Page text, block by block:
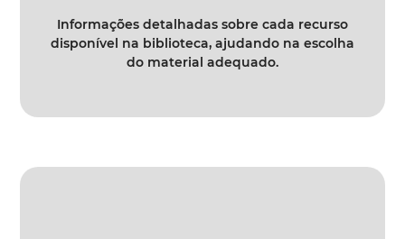
Informações detalhadas sobre cada recurso
disponível na biblioteca, ajudando na escolha
do material adequado.